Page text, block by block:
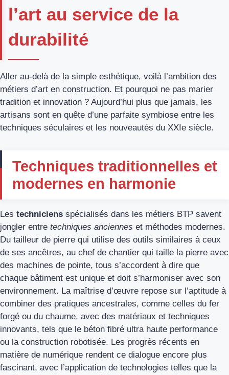
l’art au service de la
durabilité
Aller au-delà de la simple esthétique, voilà l’ambition des
métiers d’art en construction. Et pourquoi ne pas marier
tradition et innovation ? Aujourd’hui plus que jamais, les
artisans sont en quête d’une parfaite symbiose entre les
techniques séculaires et les nouveautés du XXIe siècle.
Techniques traditionnelles et
modernes en harmonie
Les techniciens spécialisés dans les métiers BTP savent
jongler entre techniques anciennes et méthodes modernes.
Du tailleur de pierre qui utilise des outils similaires à ceux
de ses ancêtres, au chef de chantier qui taille la pierre avec
des machines de pointe, tous s’accordent à dire que
chaque bâtiment est unique et doit s’harmoniser avec son
environnement. La maîtrise d’œuvre repose sur l’aptitude à
combiner des pratiques ancestrales, comme celles du fer
forgé ou du chaume, avec des matériaux et techniques
innovants, tels que le béton fibré ultra haute performance
ou la construction robotisée. Les progrès récents en
matière de numérique rendent ce dialogue encore plus
fascinant, avec l’application de technologies telles que la